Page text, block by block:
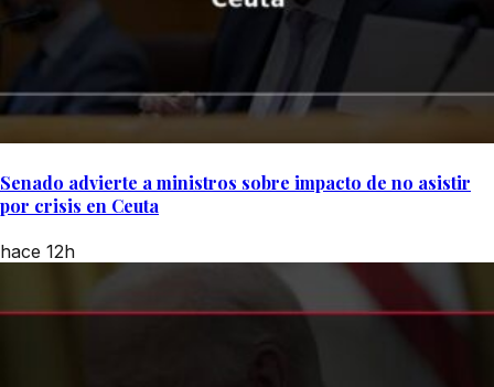
Senado advierte a ministros sobre impacto de no asistir
por crisis en Ceuta
hace 12h